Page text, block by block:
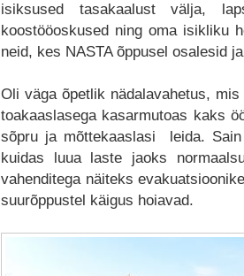
isiksused tasakaalust välja,
koostööoskused ning oma isikliku
neid, kes NASTA õppusel osalesid
Oli väga õpetlik nädalavahetus,
toakaaslasega kasarmutoas kaks
sõpru ja mõttekaaslasi leida.
kuidas luua laste jaoks
vahenditega näiteks
suurõppustel käigus hoiavad.